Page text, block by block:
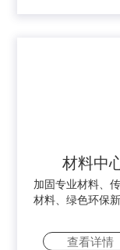
材料中
加固专业材料、
材料、绿色环保
查看详情